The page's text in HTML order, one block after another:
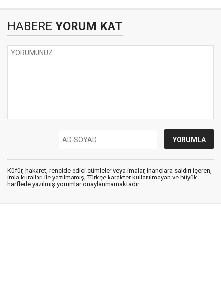
HABERE YORUM KAT
Küfür, hakaret, rencide edici cümleler veya imalar, inançlara saldırı içeren,
imla kuralları ile yazılmamış, Türkçe karakter kullanılmayan ve büyük
harflerle yazılmış yorumlar onaylanmamaktadır.